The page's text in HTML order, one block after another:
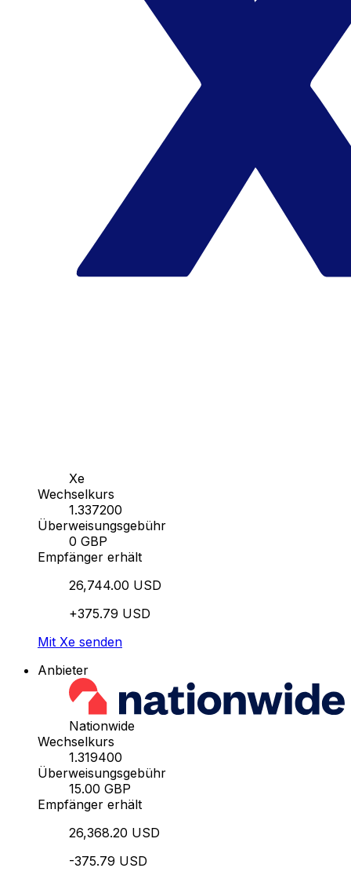
Xe
Wechselkurs
1.337200
Überweisungsgebühr
0 GBP
Empfänger erhält
26,744.00 USD
+375.79 USD
Mit Xe senden
Anbieter
Nationwide
Wechselkurs
1.319400
Überweisungsgebühr
15.00 GBP
Empfänger erhält
26,368.20 USD
-375.79 USD